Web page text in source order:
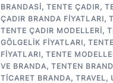
BRANDASI, TENTE ÇADIR,
ÇADIR BRANDA FIYATLARI,
TENTE ÇADIR MODELLERI,
GÖLGELIK FIYATLARI,
FIYATLARI, TENTE
VE BRANDA, TENTEN
TICARET BRANDA, TRAVEL,